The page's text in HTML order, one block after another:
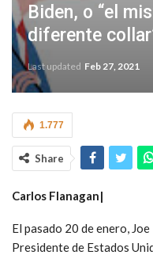
Biden, o “el
diferente
Last updated Feb 27, 2021
1.777
Share
Carlos Flanagan|
El pasado 20 de enero,
Presidente de Estados